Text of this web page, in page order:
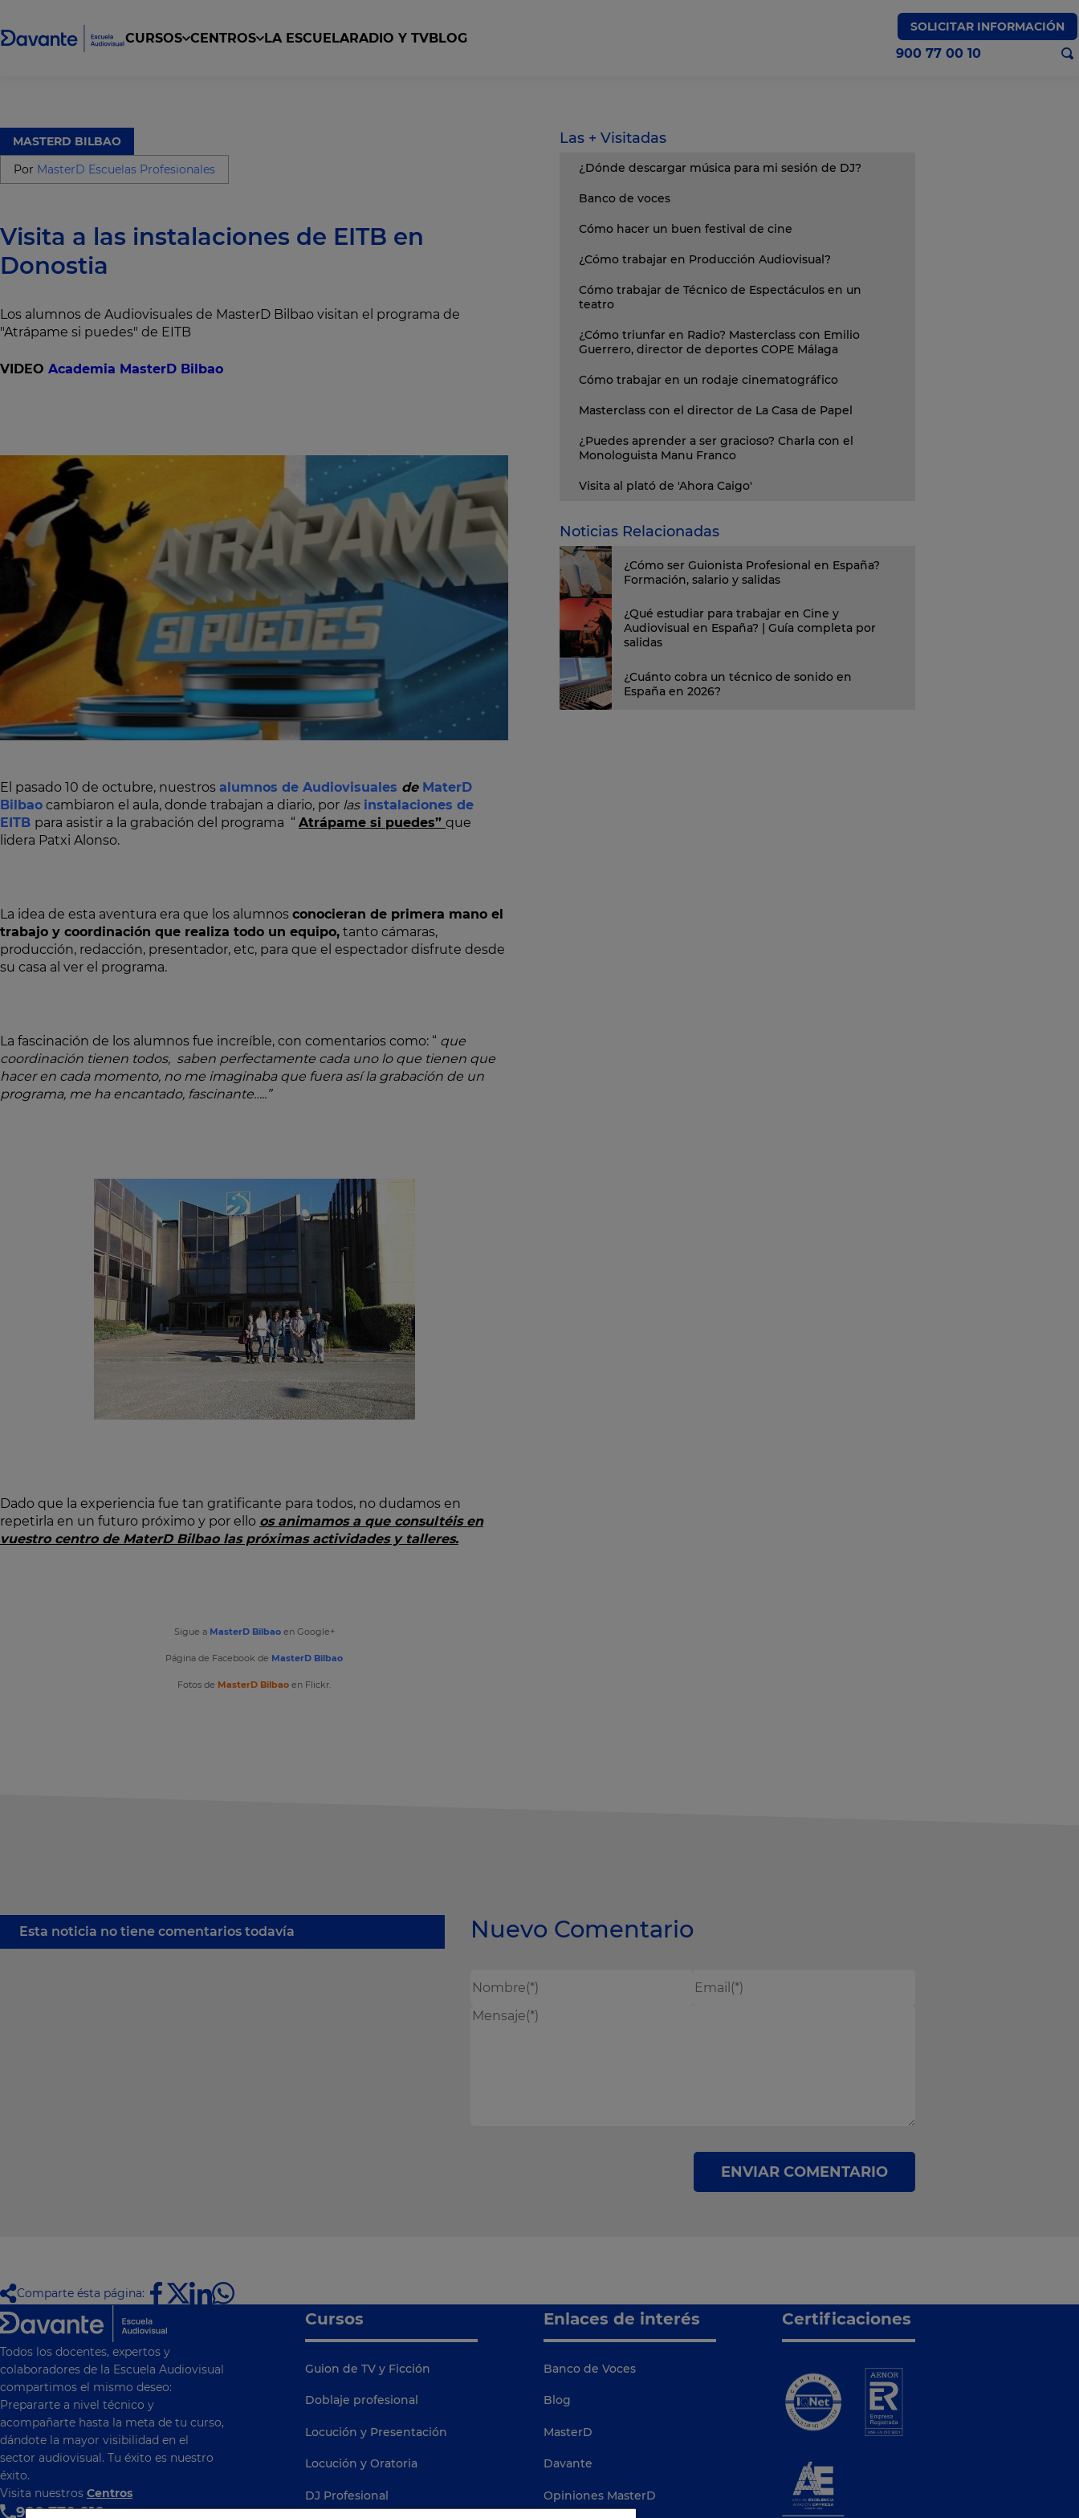
CURSOS CENTROS LA ESCUELARADIO Y TVBLOG
SOLICITAR INFORMACIÓN
900 77 00 10
MASTERD BILBAO
Por MasterD Escuelas Profesionales
Visita a las instalaciones de EITB en
Donostia
Los alumnos de Audiovisuales de MasterD Bilbao visitan el programa de
"Atrápame si puedes" de EITB
VIDEO Academia MasterD Bilbao
El pasado 10 de octubre, nuestros alumnos de Audiovisuales de MaterD
Bilbao cambiaron el aula, donde trabajan a diario, por las instalaciones de
EITB para asistir a la grabación del programa “ Atrápame si puedes” que
lidera Patxi Alonso.
La idea de esta aventura era que los alumnos conocieran de primera mano el
trabajo y coordinación que realiza todo un equipo, tanto cámaras,
producción, redacción, presentador, etc, para que el espectador disfrute desde
su casa al ver el programa.
La fascinación de los alumnos fue increíble, con comentarios como: “ que
coordinación tienen todos, saben perfectamente cada uno lo que tienen que
hacer en cada momento, no me imaginaba que fuera así la grabación de un
programa, me ha encantado, fascinante…..”
Dado que la experiencia fue tan gratificante para todos, no dudamos en
repetirla en un futuro próximo y por ello os animamos a que consultéis en
vuestro centro de MaterD Bilbao las próximas actividades y talleres.
Sigue a MasterD Bilbao en Google+
Página de Facebook de MasterD Bilbao
Fotos de MasterD Bilbao en Flickr.
Las + Visitadas
¿Dónde descargar música para mi sesión de DJ?
Banco de voces
Cómo hacer un buen festival de cine
¿Cómo trabajar en Producción Audiovisual?
Cómo trabajar de Técnico de Espectáculos en un
teatro
¿Cómo triunfar en Radio? Masterclass con Emilio
Guerrero, director de deportes COPE Málaga
Cómo trabajar en un rodaje cinematográfico
Masterclass con el director de La Casa de Papel
¿Puedes aprender a ser gracioso? Charla con el
Monologuista Manu Franco
Visita al plató de 'Ahora Caigo'
Noticias Relacionadas
¿Cómo ser Guionista Profesional en España?
Formación, salario y salidas
¿Qué estudiar para trabajar en Cine y
Audiovisual en España? | Guía completa por
salidas
¿Cuánto cobra un técnico de sonido en
España en 2026?
Esta noticia no tiene comentarios todavía Nuevo Comentario
ENVIAR COMENTARIO
Comparte ésta página:
Todos los docentes, expertos y
colaboradores de la Escuela Audiovisual
compartimos el mismo deseo:
Prepararte a nivel técnico y
acompañarte hasta la meta de tu curso,
dándote la mayor visibilidad en el
sector audiovisual. Tu éxito es nuestro
éxito.
Visita nuestros Centros
900 770 010
Cursos
Guion de TV y Ficción
Doblaje profesional
Locución y Presentación
Locución y Oratoria
DJ Profesional
Enlaces de interés
Banco de Voces
Blog
MasterD
Davante
Opiniones MasterD
Certificaciones